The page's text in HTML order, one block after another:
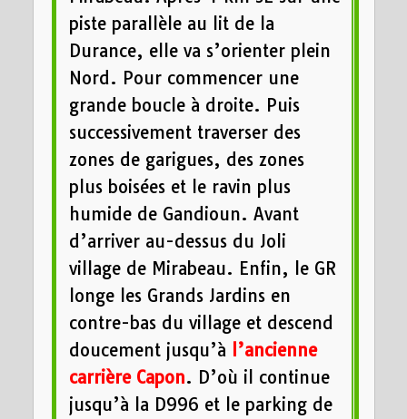
piste parallèle au lit de la
Durance, elle va s’orienter plein
Nord. Pour commencer une
grande boucle à droite. Puis
successivement traverser des
zones de garigues, des zones
plus boisées et le ravin plus
humide de Gandioun. Avant
d’arriver au-dessus du Joli
village de Mirabeau. Enfin, le GR
longe les Grands Jardins en
contre-bas du village et descend
doucement jusqu’à l’ancienne
carrière Capon. D’où il continue
jusqu’à la D996 et le parking de